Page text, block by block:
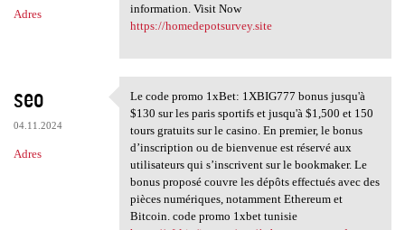
Adres
information. Visit Now
https://homedepotsurvey.site
seo
04.11.2024
Adres
Le code promo 1xBet: 1XBIG777
Le code promo 1xBet: 1XBIG777 bonus jusqu'à
$130 sur les paris sportifs et jusqu'à $1,500 et 150
tours gratuits sur le casino. En premier, le bonus
d’inscription ou de bienvenue est réservé aux
utilisateurs qui s’inscrivent sur le bookmaker. Le
bonus proposé couvre les dépôts effectués avec des
pièces numériques, notamment Ethereum et
Bitcoin. code promo 1xbet tunisie